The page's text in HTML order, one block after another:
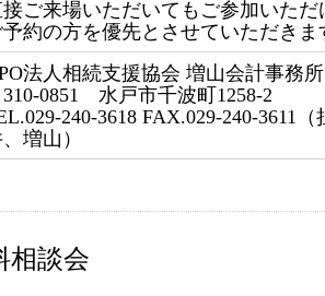
接ご来場いただいてもご参加いただ
予約の方を優先とさせていただきま
法人相続支援協会 増山会計事務所
310-0851 水戸市千波町1258-2
240-3618 FAX.029-240-3611
増山）
相談会